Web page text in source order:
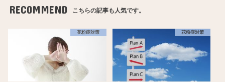
RECOMMEND こちらの記事も人気です。
花粉症対策 花粉症対策